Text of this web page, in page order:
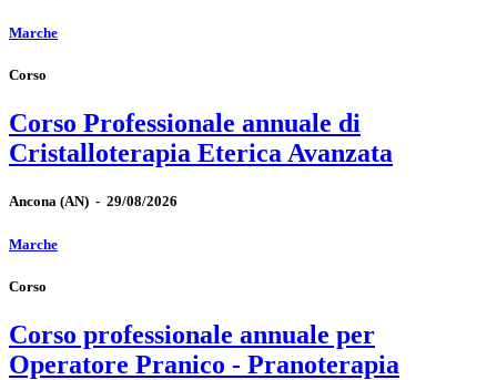
Marche
Corso
Corso Professionale annuale di
Cristalloterapia Eterica Avanzata
Ancona (AN) - 29/08/2026
Marche
Corso
Corso professionale annuale per
Operatore Pranico - Pranoterapia